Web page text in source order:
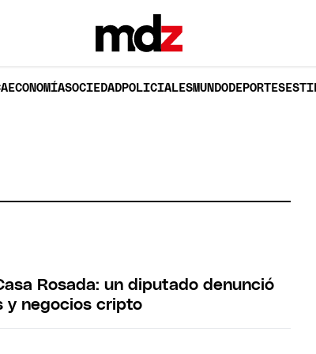
ECONOMÍASOCIEDADPOLICIALESMUNDODEPORTES
Rosada: un diputado denunció
y negocios cripto